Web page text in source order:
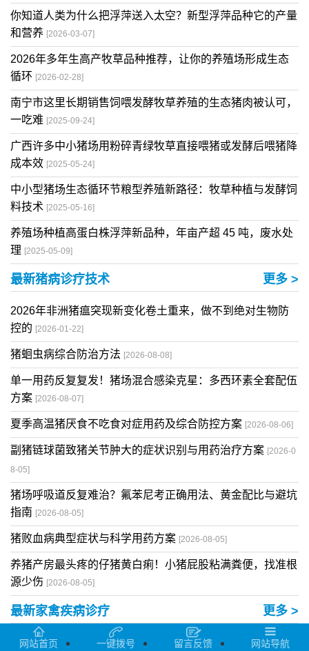
你知道人类为什么把浮萍送入太空？新型浮萍品种它的产量
和营养 [2026-03-07]
2026年多年生高产牧草品种推荐，让你的养殖场形成生态
循环 [2026-02-28]
南宁市这里长期销售饲喂发酵牧草养殖的生态猪肉被认可，
一吃难 [2025-09-24]
广西许多中小猪场用粉碎青绿牧草直接喂猪或发酵后喂猪降
成本效 [2025-05-24]
中小型猪场生态循环节粮型养殖新路径：牧草种植与发酵饲
料技术 [2025-05-16]
养殖场种植高蛋白株浮萍新品种，年亩产超 45 吨，废水处
理 [2025-05-09]
最新猪病诊疗技术 更多 >
2026年非洲猪瘟突现新变化卷土重来，做不到绝对生物防
控的 [2026-01-22]
猪蛔虫病综合防治方法 [2026-08-08]
单一用药反复复发！猪场混合感染克星：多西环素全套配伍
方案 [2026-08-07]
夏季高温猪厌食不吃食对症用药及综合防控方案 [2026-08-06]
副猪链球菌致猪关节肿大的症状识别与用药治疗方案 [2026-0
8-05]
猪场呼吸道反复难治？氟苯尼考正确用法、黄金配比与避坑
指南 [2026-08-05]
猪败血病典型症状与科学用药方案 [2026-08-05]
养猪产房最头疼的仔猪黄白痢！小猪屁股粘满粪便，找准根
源少伤 [2026-08-05]
最新家禽疾病诊疗 更多 >
夏季养鸡三大高发疾病需注意 [2026-08-08]
网站首页 一键拨号 留言反馈 网站导航